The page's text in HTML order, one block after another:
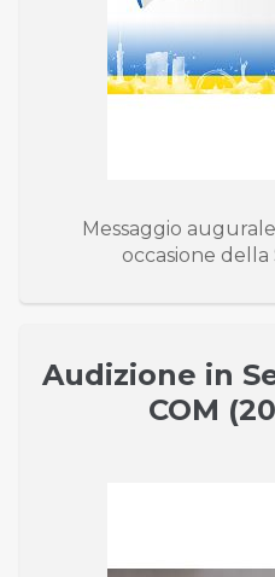
Messaggio
occasione della
Audizione in
COM